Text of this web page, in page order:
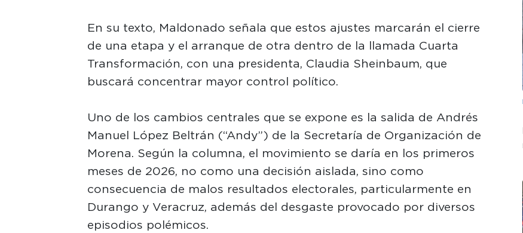
En su texto, Maldonado señala que estos ajustes marcarán el cierre
de una etapa y el arranque de otra dentro de la llamada Cuarta
Transformación, con una presidenta, Claudia Sheinbaum, que
buscará concentrar mayor control político.
Uno de los cambios centrales que se expone es la salida de Andrés
Manuel López Beltrán (“Andy”) de la Secretaría de Organización de
Morena. Según la columna, el movimiento se daría en los primeros
meses de 2026, no como una decisión aislada, sino como
consecuencia de malos resultados electorales, particularmente en
Durango y Veracruz, además del desgaste provocado por diversos
episodios polémicos.